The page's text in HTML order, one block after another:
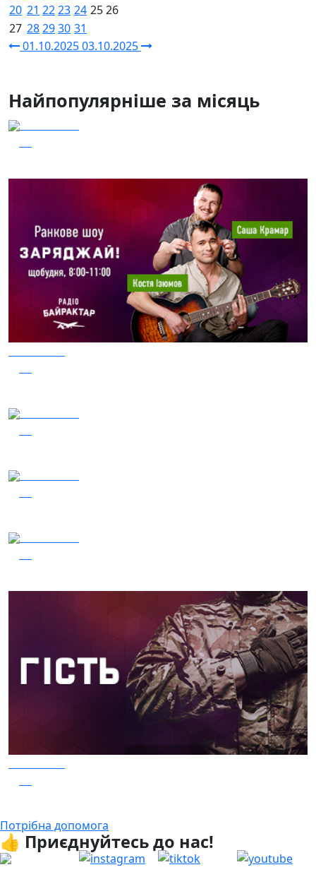
20 21 2223 24 2526
27 282930 31
01.10.202503.10.2025
Найпопулярніше за місяць
Потрібна допомога
👍 Приєднуйтесь до нас!